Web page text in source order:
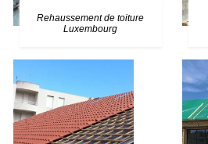
Rehaussement de toiture
Luxembourg